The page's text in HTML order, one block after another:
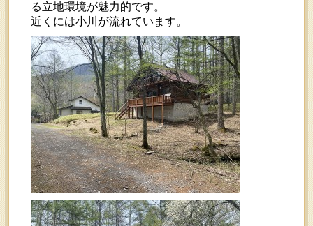
る立地環境が魅力的です。
近くには小川が流れています。